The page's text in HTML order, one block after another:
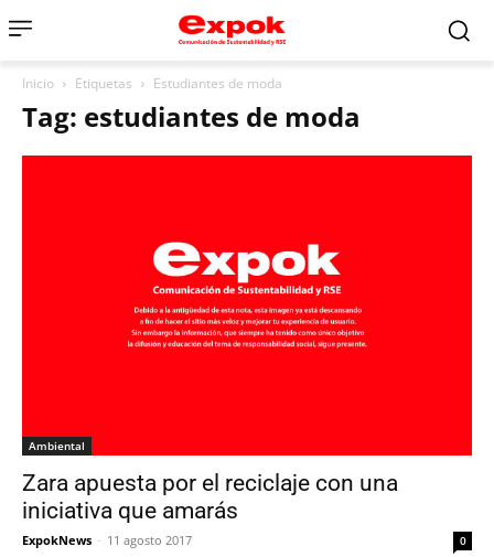
Inicio Etiquetas Estudiantes de moda
Tag: estudiantes de moda
Ambiental
Zara apuesta por el reciclaje con una
iniciativa que amarás
ExpokNews - 11 agosto 2017 0